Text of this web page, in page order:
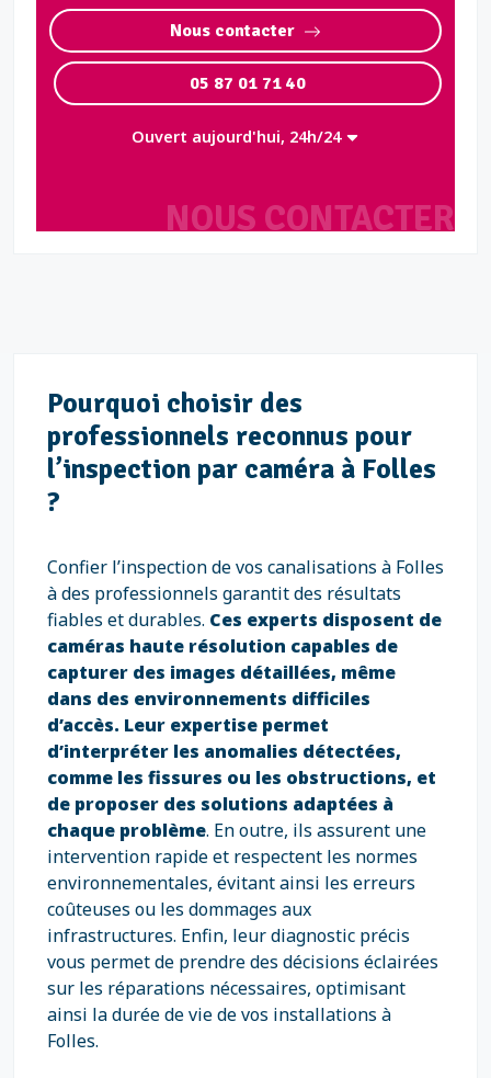
NOUS CONTACTER
Nous contacter
05 87 01 71 40
Ouvert aujourd'hui, 24h/24
Pourquoi choisir des
professionnels reconnus pour
l’inspection par caméra à Folles
?
Confier l’inspection de vos canalisations à Folles
à des professionnels garantit des résultats
fiables et durables. Ces experts disposent de
caméras haute résolution capables de
capturer des images détaillées, même
dans des environnements difficiles
d’accès. Leur expertise permet
d’interpréter les anomalies détectées,
comme les fissures ou les obstructions, et
de proposer des solutions adaptées à
chaque problème. En outre, ils assurent une
intervention rapide et respectent les normes
environnementales, évitant ainsi les erreurs
coûteuses ou les dommages aux
infrastructures. Enfin, leur diagnostic précis
vous permet de prendre des décisions éclairées
sur les réparations nécessaires, optimisant
ainsi la durée de vie de vos installations à
Folles.